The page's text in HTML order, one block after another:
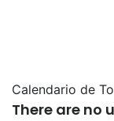
Calendario de
There are no